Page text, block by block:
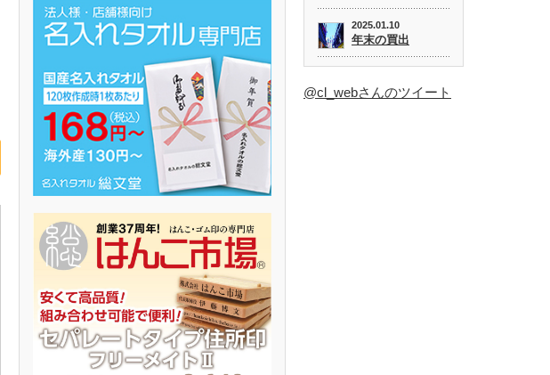
2025.01.10
年末の買出
@cl_webさんのツイート